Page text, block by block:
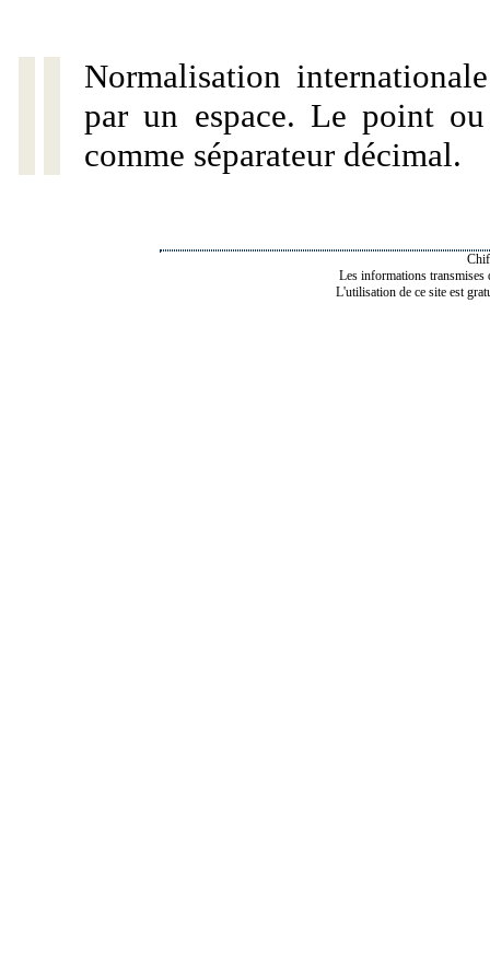
Normalisation
par un espace. Le point
comme séparateur décimal.
Les informations transmises
L'utilisation de ce site est